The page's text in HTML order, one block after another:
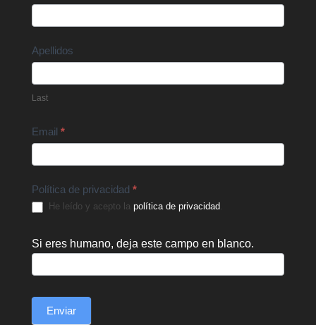
Apellidos
Last
Email *
Política de privacidad *
He leído y acepto la política de privacidad.
Si eres humano, deja este campo en blanco.
Enviar